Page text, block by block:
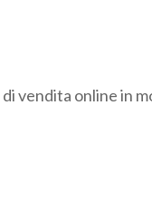
vendita online in